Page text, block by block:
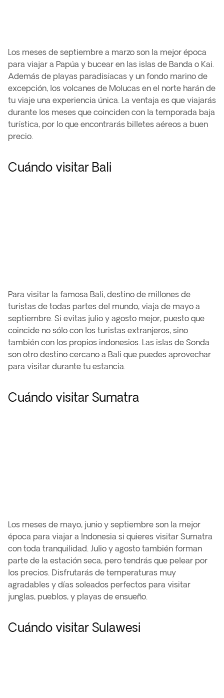
Los meses de septiembre a marzo son la mejor época
para viajar a Papúa y bucear en las islas de Banda o Kai.
Además de playas paradisíacas y un fondo marino de
excepción, los volcanes de Molucas en el norte harán de
tu viaje una experiencia única. La ventaja es que viajarás
durante los meses que coinciden con la temporada baja
turística, por lo que encontrarás billetes aéreos a buen
precio.
Cuándo visitar Bali
Para visitar la famosa Bali, destino de millones de
turistas de todas partes del mundo, viaja de mayo a
septiembre. Si evitas julio y agosto mejor, puesto que
coincide no sólo con los turistas extranjeros, sino
también con los propios indonesios. Las islas de Sonda
son otro destino cercano a Bali que puedes aprovechar
para visitar durante tu estancia.
Cuándo visitar Sumatra
Los meses de mayo, junio y septiembre son la mejor
época para viajar a Indonesia si quieres visitar Sumatra
con toda tranquilidad. Julio y agosto también forman
parte de la estación seca, pero tendrás que pelear por
los precios. Disfrutarás de temperaturas muy
agradables y días soleados perfectos para visitar
junglas, pueblos, y playas de ensueño.
Cuándo visitar Sulawesi